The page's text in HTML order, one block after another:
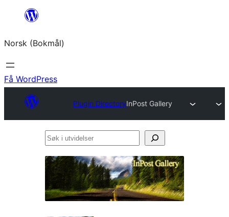
Hopp
innhold
Norsk (Bokmål)
Få WordPress
Plugin DirectoryInPost Gallery
Søk
utvidelser